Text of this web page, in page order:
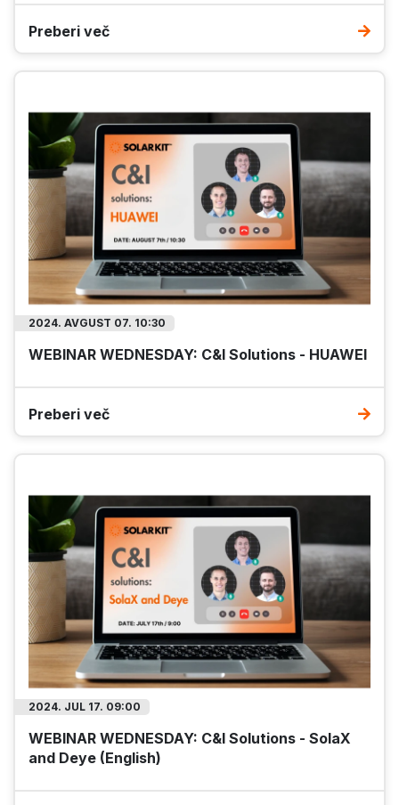
Preberi več
2024. AVGUST 07. 10:30
WEBINAR WEDNESDAY: C&I Solutions - HUAWEI
Preberi več
2024. JUL 17. 09:00
WEBINAR WEDNESDAY: C&I Solutions - SolaX
and Deye (English)